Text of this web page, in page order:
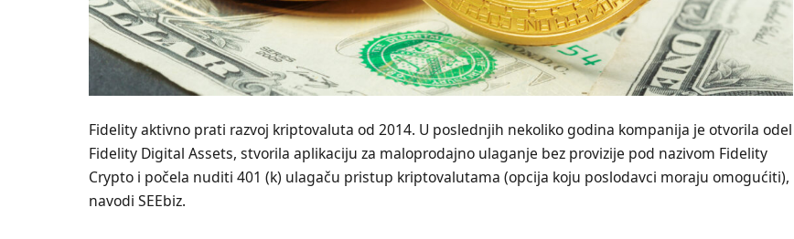
Fidelity aktivno prati razvoj kriptovaluta od 2014. U poslednjih nekoliko godina kompanija je otvorila odel
Fidelity Digital Assets, stvorila aplikaciju za maloprodajno ulaganje bez provizije pod nazivom Fidelity
Crypto i počela nuditi 401 (k) ulagaču pristup kriptovalutama (opcija koju poslodavci moraju omogućiti),
navodi SEEbiz.